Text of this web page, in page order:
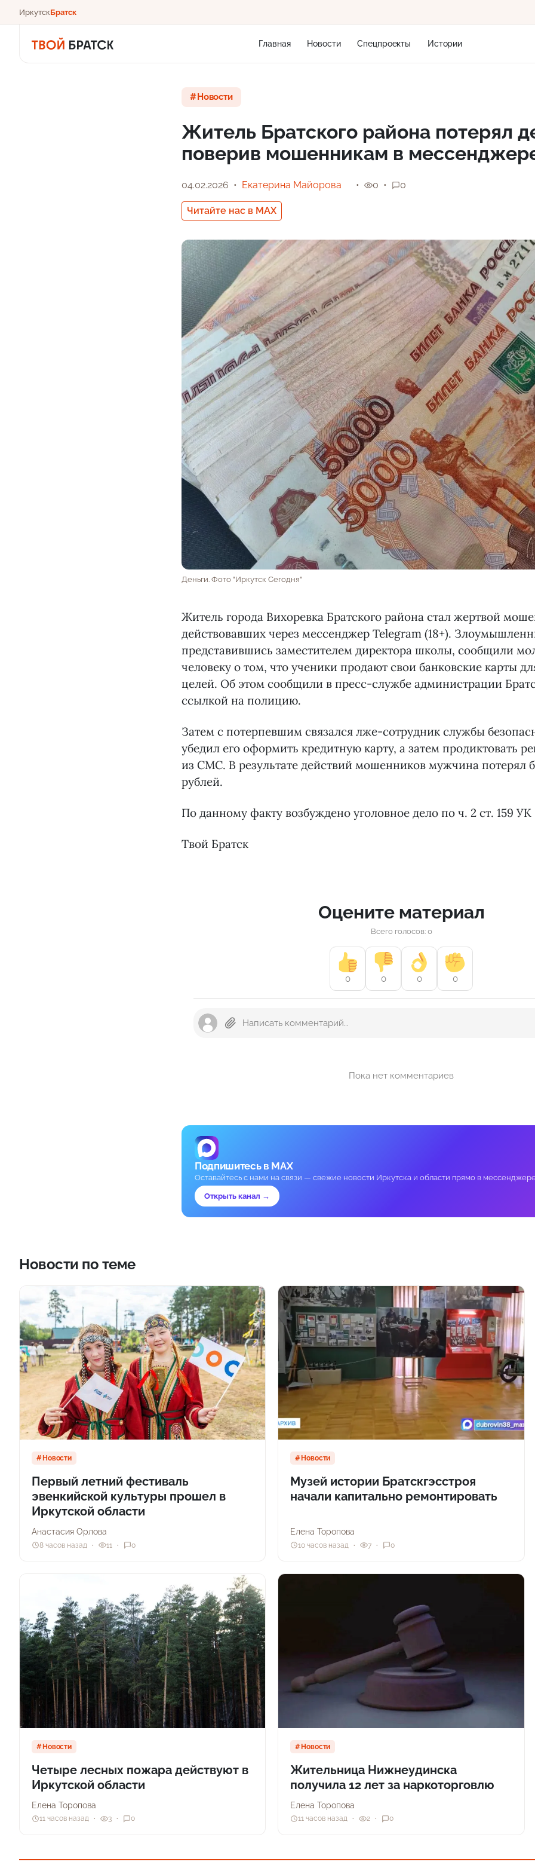
ИркутскБратск
Главная Новости Спецпроекты Истории
7 м/с
Новости
Житель Братского района потерял
поверив мошенникам в
04.02.2026 Екатерина Майорова
Читайте нас в MAX
0 0
Деньги. Фото "Иркутск Сегодня"
Житель города Вихоревка Братского района стал жертвой
действовавших через мессенджер Telegram (18+).
представившись заместителем директора школы, сообщили
человеку о том, что ученики продают свои банковские карты
целей. Об этом сообщили в пресс-службе администрации
ссылкой на полицию.
Затем с потерпевшим связался лже-сотрудник службы
убедил его оформить кредитную карту, а затем продиктовать
из СМС. В результате действий мошенников мужчина потерял
рублей.
По данному факту возбуждено уголовное дело по ч. 2 ст. 159
Твой Братск
Оцените материал
Всего голосов: 0
0 0 0 0
Пока нет комментариев
Подпишитесь в MAX
Оставайтесь с нами на связи — свежие новости Иркутска и области прямо в
Открыть канал →
Новости по теме
Новости
Первый летний фестиваль
эвенкийской культуры прошел в
Иркутской области
Анастасия Орлова
8 часов назад 11 0
Новости
Музей истории Братскгэсстроя
начали капитально ремонтировать
Елена Торопова
10 часов назад 7 0
Новости
Четыре лесных пожара действуют в
Иркутской области
Елена Торопова
11 часов назад 3 0
Новости
Жительница Нижнеудинска
получила 12 лет за наркоторговлю
Елена Торопова
11 часов назад 2 0